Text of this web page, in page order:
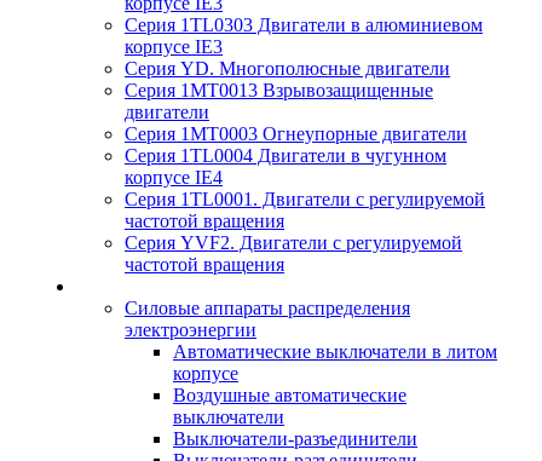
Серия 1TL0303 Двигатели в алюминиевом
корпусе IE3
Серия YD. Многополюсные двигатели
Серия 1MT0013 Взрывозащищенные
двигатели
Серия 1MT0003 Огнеупорные двигатели
Серия 1TL0004 Двигатели в чугунном
корпусе IE4
Серия 1TL0001. Двигатели с регулируемой
частотой вращения
Серия YVF2. Двигатели с регулируемой
частотой вращения
Силовые аппараты распределения
электроэнергии
Автоматические выключатели в литом
корпусе
Воздушные автоматические
выключатели
Выключатели-разъединители